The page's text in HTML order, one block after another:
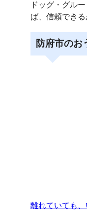
ドッグ・グル
ば、信頼できる
防府市のお
離れていても、